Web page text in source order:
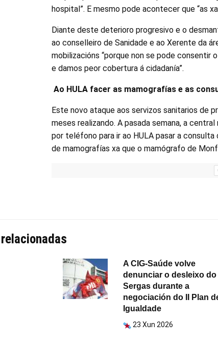
hospital”. E mesmo pode acontecer que “as
Diante deste deterioro progresivo e o
ao conselleiro de Sanidade e ao Xerente da
mobilizacións “porque non se pode consentir
e damos peor cobertura á cidadanía”.
Ao HULA facer as mamografías e as
Este novo ataque aos servizos sanitarios de
meses realizando. A pasada semana, a
por teléfono para ir ao HULA pasar a
de mamografías xa que o mamógrafo de
A CIG-Saúde volve
denunciar o desleixo do
Sergas durante a
negociación do II Plan
Igualdade
23 Xun 2026